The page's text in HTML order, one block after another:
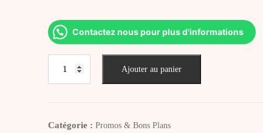
Contactez nous pour plus d'informations
Ajouter au panier
Catégorie :Promos & Bons Plans